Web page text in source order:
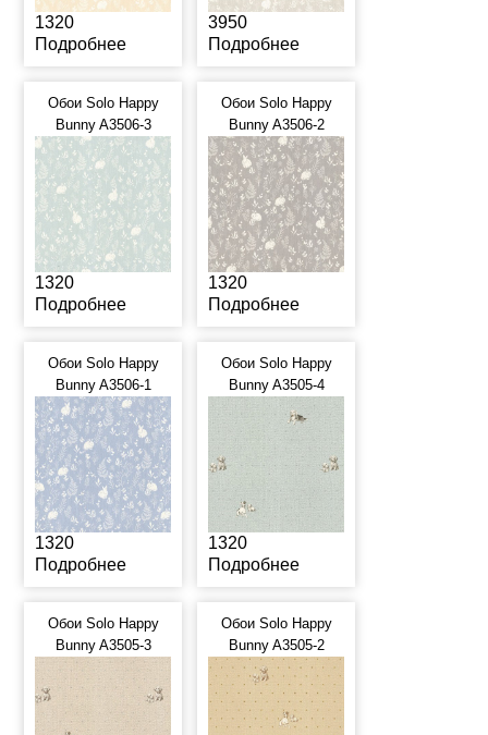
1320
Подробнее
3950
Подробнее
Обои Solo Happy
Bunny A3506-3
1320
Подробнее
Обои Solo Happy
Bunny A3506-2
1320
Подробнее
Обои Solo Happy
Bunny A3506-1
1320
Подробнее
Обои Solo Happy
Bunny A3505-4
1320
Подробнее
Обои Solo Happy
Bunny A3505-3
Обои Solo Happy
Bunny A3505-2